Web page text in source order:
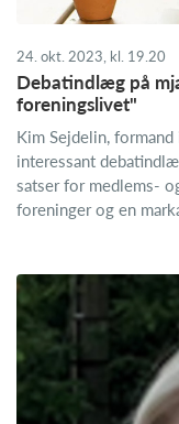
24. okt. 2023, kl. 19.20
Debatindlæg på
foreningslivet"
Kim Sejdelin,
interessant
satser for medlems-
foreninger og en